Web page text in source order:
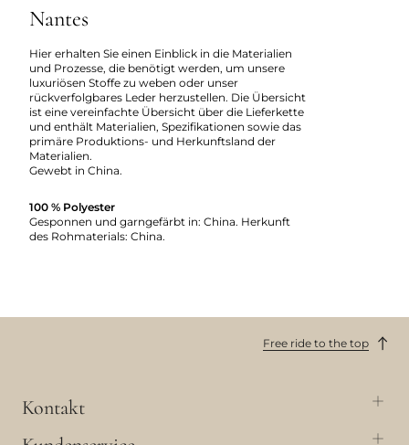
Nantes
Hier erhalten Sie einen Einblick in die Materialien
und Prozesse, die benötigt werden, um unsere
luxuriösen Stoffe zu weben oder unser
rückverfolgbares Leder herzustellen. Die Übersicht
ist eine vereinfachte Übersicht über die Lieferkette
und enthält Materialien, Spezifikationen sowie das
primäre Produktions- und Herkunftsland der
Materialien.
Gewebt in China.
100 % Polyester
Gesponnen und garngefärbt in: China. Herkunft
des Rohmaterials: China.
Free ride to the top
Kontakt